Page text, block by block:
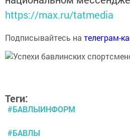
https://max.ru/tatmedia
Подписывайтесь на телеграм-
Теги:
#БАВЛЫИНФОРМ
#БАВЛЫ